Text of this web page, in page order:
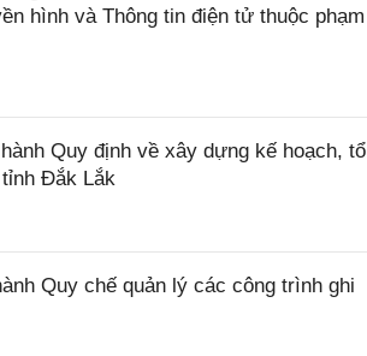
hình và Thông tin điện tử thuộc phạm
Quy định về xây dựng kế hoạch, tổ
Đắk Lắk
Quy chế quản lý các công trình ghi